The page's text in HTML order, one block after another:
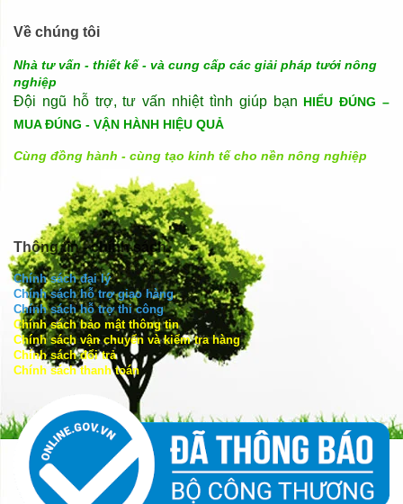
Về chúng tôi
Nhà tư vấn - thiết kế - và cung cấp các giải pháp tưới nông
nghiệp
Đội ngũ hỗ trợ, tư vấn nhiệt tình giúp bạn HIỂU ĐÚNG –
MUA ĐÚNG - VẬN HÀNH HIỆU QUẢ
Cùng đồng hành - cùng tạo kinh tế cho nền nông nghiệp
Thông tin - chính sách
Chính sách đại lý
Chính sách hỗ trợ giao hàng
Chính sách hỗ trợ thi công
Chính sách bảo mật thông tin
Chính sách vận chuyển và kiểm tra hàng
Chính sách đổi trả
Chính sách thanh toán